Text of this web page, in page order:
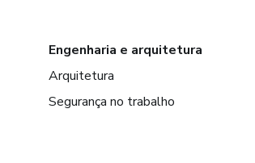
Engenharia e arquitetura
Arquitetura
Segurança no trabalho